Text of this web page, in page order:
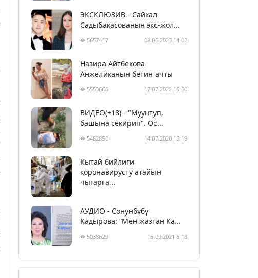
ЭКСКЛЮЗИВ - Сайкал
Садыбакасованын экс-жол...
5657417 08.06.2023 14:02
Назира Айтбекова
Анжеликанын бетин ачты
5553666 17.07.2022 16:50
ВИДЕО(+18) - "Муунтуп,
башына секирип". Өс...
5482890 14.07.2020 15:19
Кытай бийлиги
коронавирусту атайын
чыгарга...
АУДИО - Сонунбүбү
Кадырова: “Мен жазган Ка...
5038629 15.09.2021 6:18